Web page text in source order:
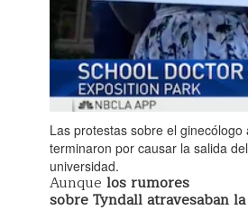
Las protestas sobre el ginecólogo
terminaron por causar la salida
universidad.
Aunque los rumores
sobre Tyndall atravesaban